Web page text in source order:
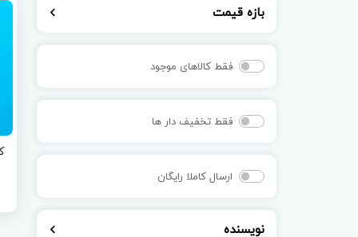
بازه قیمت
فقط کالاهای موجود
فقط تخفیف دار ها
ارسال کاملا رایگان
نویسنده